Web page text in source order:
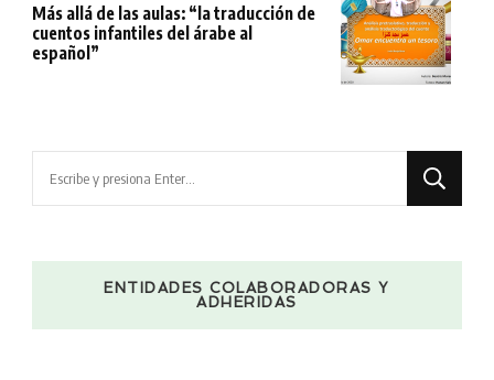
Más allá de las aulas: “la traducción de
cuentos infantiles del árabe al
español”
ENTIDADES COLABORADORAS Y
ADHERIDAS